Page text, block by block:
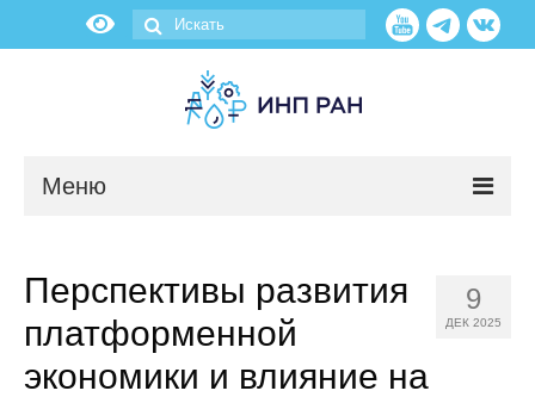
Меню
О нас
Об институте
9
ДЕК 2025
Перспективы развития
платформенной
экономики и влияние на